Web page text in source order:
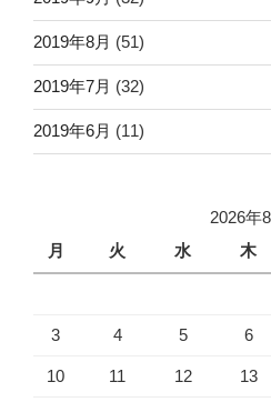
2019年8月 (51)
2019年7月 (32)
2019年6月 (11)
2026年
月
火 水 木
3 4 5 6
10 11 12 13